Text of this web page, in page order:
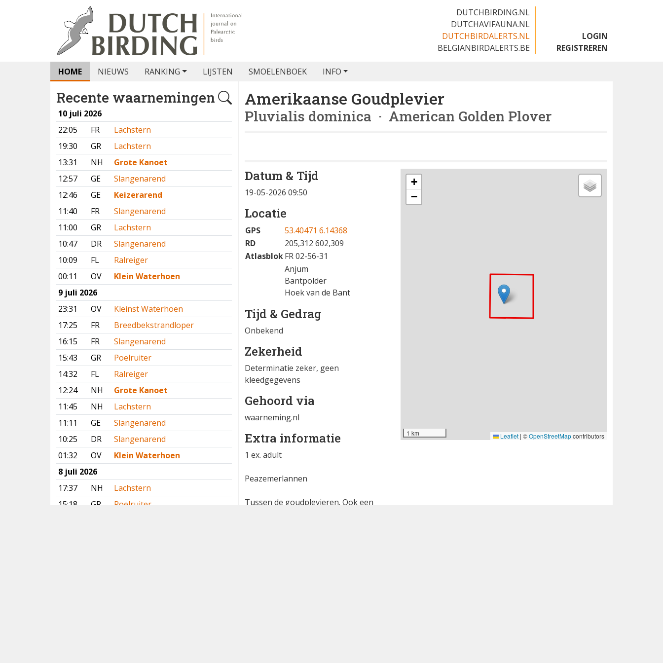
DUTCHBIRDING.NL
DUTCHAVIFAUNA.NL
DUTCHBIRDALERTS.NL
BELGIANBIRDALERTS.BE
LOGIN
REGISTREREN
HOME NIEUWS RANKING LIJSTEN SMOELENBOEK INFO
Recente waarnemingen
10 juli 2026
22:05
FR
Lachstern
19:30
GR
Lachstern
13:31
NH
Grote Kanoet
12:57
GE
Slangenarend
12:46
GE
Keizerarend
11:40
FR
Slangenarend
11:00
GR
Lachstern
10:47
DR
Slangenarend
10:09
FL
Ralreiger
00:11
OV
Klein Waterhoen
9 juli 2026
23:31
OV
Kleinst Waterhoen
17:25
FR
Breedbekstrandloper
16:15
FR
Slangenarend
15:43
GR
Poelruiter
14:32
FL
Ralreiger
12:24
NH
Grote Kanoet
11:45
NH
Lachstern
11:11
GE
Slangenarend
10:25
DR
Slangenarend
01:32
OV
Klein Waterhoen
8 juli 2026
17:37
NH
Lachstern
15:18
GR
Poelruiter
Amerikaanse Goudplevier
Pluvialis dominica · American Golden Plover
Datum & Tijd
19-05-2026 09:50
Locatie
GPS
53.40471 6.14368
RD
205,312 602,309
AtlasblokFR 02-56-31
Anjum
Bantpolder
Hoek van de Bant
Tijd & Gedrag
Onbekend
Zekerheid
Determinatie zeker, geen
kleedgegevens
Gehoord via
waarneming.nl
Extra informatie
1 ex. adult
Peazemerlannen
Tussen de goudplevieren. Ook een
+
−
1 km Leaflet | ©OpenStreetMapcontributors